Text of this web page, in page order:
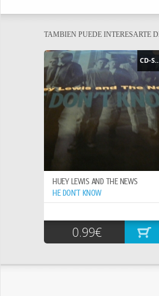
TAMBIEN PUEDE INTERESARTE
CD-
HUEY LEWIS AND THE NEWS
HE DON`T KNOW
0.99€